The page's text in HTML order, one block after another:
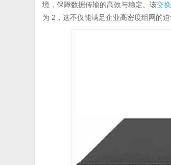
境，保障数据传输的高效与稳定。该交
为 2，这不仅能满足企业高密度组网的